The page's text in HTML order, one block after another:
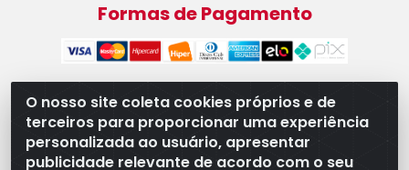
O nosso site coleta cookies próprios e de
terceiros para proporcionar uma experiência
personalizada ao usuário, apresentar
publicidade relevante de acordo com o seu
Formas de Pagamento
WB Componentes Automotivos LTDA - CNPJ
08.528.393/0001-12 - Rua do Níquel, 667 - Parque
Oeste Industrial, Goiânia/GO - CEP 74375-660